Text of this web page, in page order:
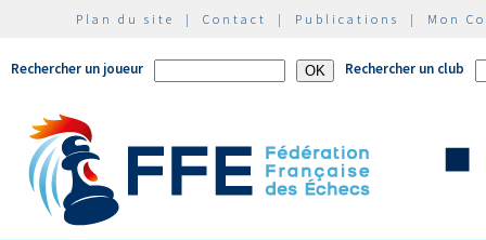
Plan du site | Contact | Publications | Mon
Rechercher un joueur Rechercher un club